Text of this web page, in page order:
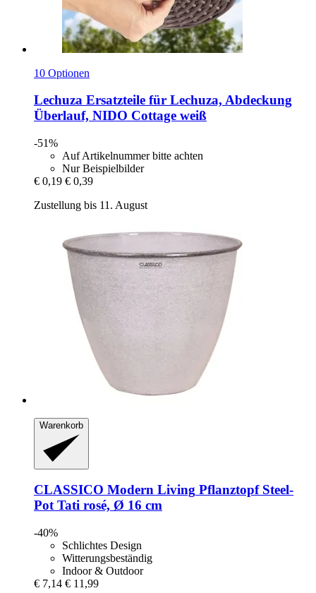
10 Optionen
Lechuza Ersatzteile für Lechuza, Abdeckung
Überlauf, NIDO Cottage weiß
-51%
Auf Artikelnummer bitte achten
Nur Beispielbilder
€ 0,19 € 0,39
Zustellung bis 11. August
Warenkorb
CLASSICO Modern Living Pflanztopf Steel-​
Pot Tati rosé, Ø 16 cm
-40%
Schlichtes Design
Witterungsbeständig
Indoor & Outdoor
€ 7,14 € 11,99